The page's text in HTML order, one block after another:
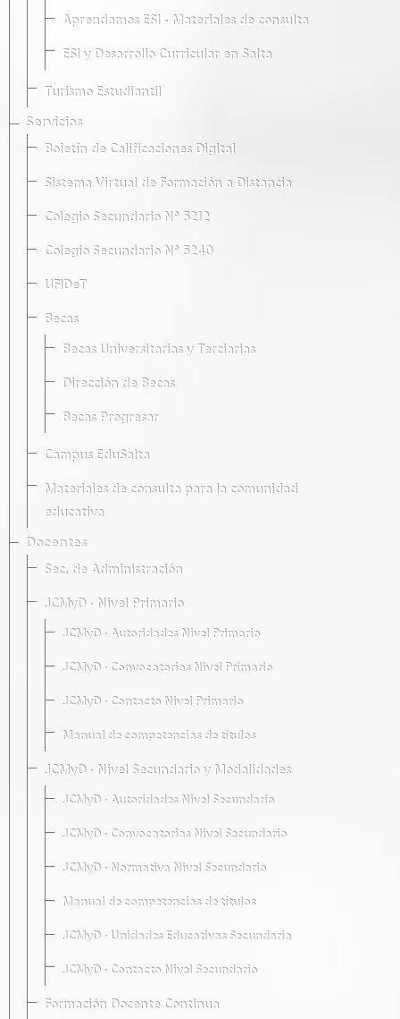
Aprendamos ESI - Materiales de consulta
ESI y Desarrollo Curricular en Salta
Turismo Estudiantil
Servicios
Boletín de Calificaciones Digital
Sistema Virtual de Formación a Distancia
Colegio Secundario Nº 5212
Colegio Secundario Nº 5240
UFIDeT
Becas
Becas Universitarias y Terciarias
Dirección de Becas
Becas Progresar
Campus EduSalta
Materiales de consulta para la comunidad
educativa
Docentes
Sec. de Administración
JCMyD · Nivel Primario
JCMyD · Autoridades Nivel Primario
JCMyD · Convocatorias Nivel Primario
JCMyD · Contacto Nivel Primario
Manual de competencias de títulos
JCMyD · Nivel Secundario y Modalidades
JCMyD · Autoridades Nivel Secundario
JCMyD · Convocatorias Nivel Secundario
JCMyD · Normativa Nivel Secundario
Manual de competencias de títulos
JCMyD · Unidades Educativas Secundaria
JCMyD · Contacto Nivel Secundario
Formación Docente Continua